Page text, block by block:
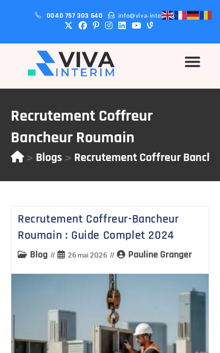
0040 757 303 640 info@viva-interim.com
Recrutement Coffreur
Bancheur Roumain
> Blogs > Recrutement Coffreur
Recrutement Coffreur-Bancheur
Roumain : Guide Complet 2024
Blog 26 mai 2026 Pauline Granger